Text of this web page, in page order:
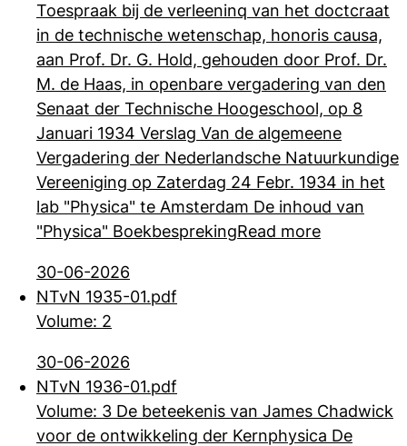
Toespraak bij de verleeninq van het doctcraat
in de technische wetenschap, honoris causa,
aan Prof. Dr. G. Hold, gehouden door Prof. Dr.
M. de Haas, in openbare vergadering van den
Senaat der Technische Hoogeschool, op 8
Januari 1934 Verslag Van de algemeene
Vergadering der Nederlandsche Natuurkundige
Vereeniging op Zaterdag 24 Febr. 1934 in het
lab "Physica" te Amsterdam De inhoud van
"Physica" BoekbesprekingRead more
30-06-2026
NTvN 1935-01.pdf
Volume: 2
30-06-2026
NTvN 1936-01.pdf
Volume: 3 De beteekenis van James Chadwick
voor de ontwikkeling der Kernphysica De